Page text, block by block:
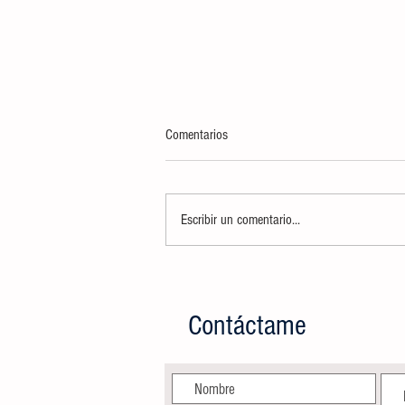
SERVICIOS DE BELLEZA GRATUITOS
Comentarios
Escribir un comentario...
Contáctame